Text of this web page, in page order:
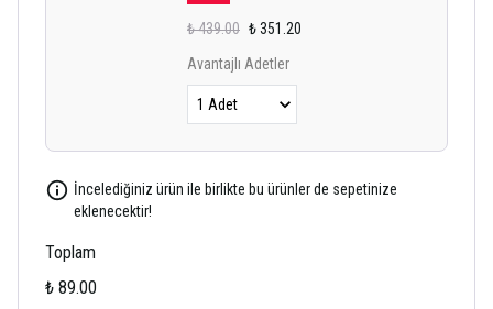
₺ 439.00 ₺ 351.20
Avantajlı Adetler
İncelediğiniz ürün ile birlikte bu ürünler de sepetinize
eklenecektir!
Toplam
₺ 89.00